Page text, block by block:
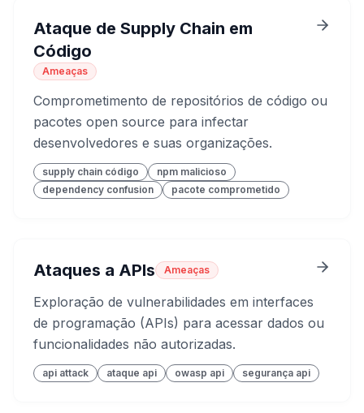
Ataque de Supply Chain em
Código
Ameaças
Comprometimento de repositórios de código ou
pacotes open source para infectar
desenvolvedores e suas organizações.
supply chain código
npm malicioso
dependency confusion
pacote comprometido
Ataques a APIs Ameaças
Exploração de vulnerabilidades em interfaces
de programação (APIs) para acessar dados ou
funcionalidades não autorizadas.
api attack ataque api owasp api segurança api